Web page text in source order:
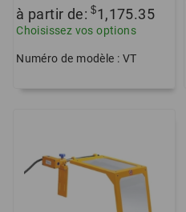
à partir de:$1,175.35
Choisissez vos options
Numéro de modèle : VT